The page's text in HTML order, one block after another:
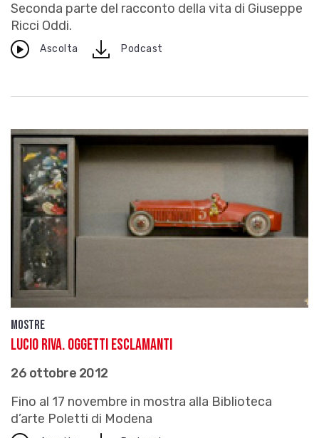
Seconda parte del racconto della vita di Giuseppe
Ricci Oddi.
Ascolta downloadPodcast
Mostre
Lucio Riva. Oggetti esclamanti
26 ottobre 2012
Fino al 17 novembre in mostra alla Biblioteca
d’arte Poletti di Modena